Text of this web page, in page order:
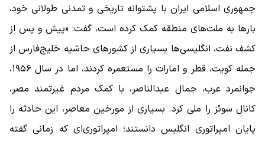
جمهوری اسلامی ایران با پشتوانه تاریخی و تمدنی طولانی خود،
بار‌ها به ملت‌های منطقه کمک کرده است، گفت: «پیش و پس از
کشف نفت، انگلیسی‌ها بسیاری از کشور‌های حاشیه خلیج‌فارس از
جمله کویت، قطر و امارات را مستعمره کردند، اما در سال ۱۹۵۶،
جوانمرد عرب، جمال عبدالناصر، با کمک مردم غیرتمند مصر،
کانال سوئز را ملی کرد. بسیاری از مورخین معاصر، این حادثه را
پایان امپراتوری انگلیس دانستند؛ امپراتوری‌ای که زمانی گفته